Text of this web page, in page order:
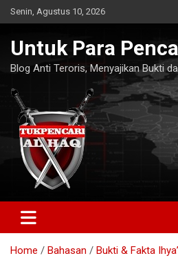
Skip
to
Senin, Agustus 10, 2026
Untuk Para
Blog Anti Teroris, Menyajikan Bukti
Home Bahasan
Bukti & Fakta